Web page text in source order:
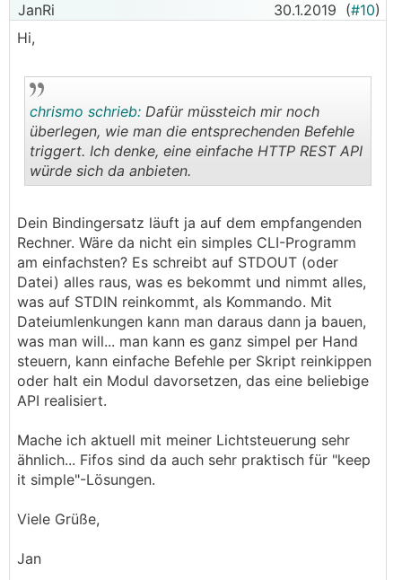
JanRi 30.1.2019 (#10)
Hi,
..
chrismo schrieb: Dafür müssteich mir noch
überlegen, wie man die entsprechenden Befehle
triggert. Ich denke, eine einfache HTTP REST API
würde sich da anbieten.
Dein Bindingersatz läuft ja auf dem empfangenden
Rechner. Wäre da nicht ein simples CLI-Programm
am einfachsten? Es schreibt auf STDOUT (oder
Datei) alles raus, was es bekommt und nimmt alles,
was auf STDIN reinkommt, als Kommando. Mit
Dateiumlenkungen kann man daraus dann ja bauen,
was man will... man kann es ganz simpel per Hand
steuern, kann einfache Befehle per Skript reinkippen
oder halt ein Modul davorsetzen, das eine beliebige
API realisiert.
Mache ich aktuell mit meiner Lichtsteuerung sehr
ähnlich... Fifos sind da auch sehr praktisch für "keep
it simple"-Lösungen.
Viele Grüße,
Jan